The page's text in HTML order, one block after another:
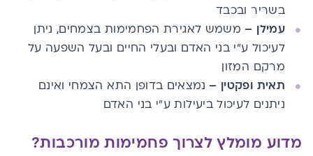
בשריר ובכבד
עמילן – משמש לאגירת הפחמימות בצמחים, ניתן
לעיכול ע"י בני האדם ובעלי החיים ובעל השפעה על
מרקם המזון
תאית ופקטין – נמצאים בדופן התא הצמחי ואינם
ניתנים לעיכול ביעילות ע"י בני האדם
מדוע מומלץ לצרוך פחמימות מורכבות?